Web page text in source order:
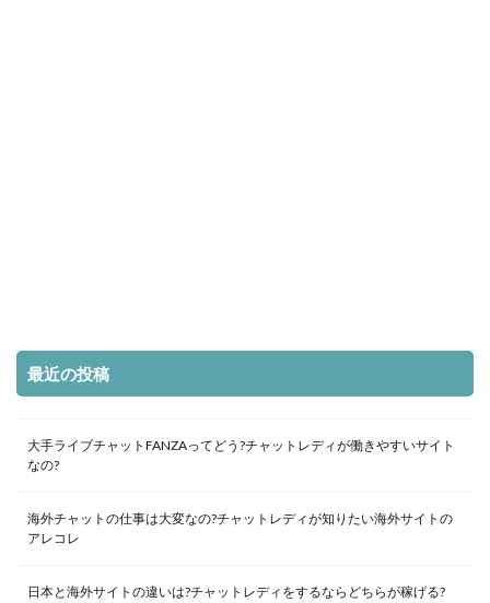
最近の投稿
大手ライブチャットFANZAってどう?チャットレディが働きやすいサイト
なの?
海外チャットの仕事は大変なの?チャットレディが知りたい海外サイトの
アレコレ
日本と海外サイトの違いは?チャットレディをするならどちらが稼げる?